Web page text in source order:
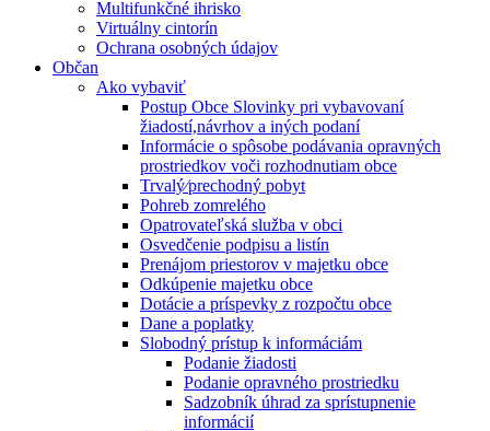
Multifunkčné ihrisko
Virtuálny cintorín
Ochrana osobných údajov
Občan
Ako vybaviť
Postup Obce Slovinky pri vybavovaní
žiadostí,návrhov a iných podaní
Informácie o spôsobe podávania opravných
prostriedkov voči rozhodnutiam obce
Trvalý⁄prechodný pobyt
Pohreb zomrelého
Opatrovateľská služba v obci
Osvedčenie podpisu a listín
Prenájom priestorov v majetku obce
Odkúpenie majetku obce
Dotácie a príspevky z rozpočtu obce
Dane a poplatky
Slobodný prístup k informáciám
Podanie žiadosti
Podanie opravného prostriedku
Sadzobník úhrad za sprístupnenie
informácií